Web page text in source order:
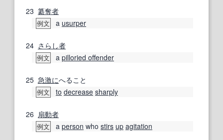
23 纂奪者
例文 a usurper
24 さらし者
例文 a pilloried offender
25 急激にへること
例文 to decrease sharply
26 扇動者
例文 a person who stirs up agitation